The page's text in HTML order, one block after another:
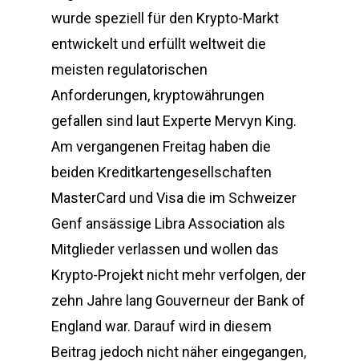
wurde speziell für den Krypto-Markt
entwickelt und erfüllt weltweit die
meisten regulatorischen
Anforderungen, kryptowährungen
gefallen sind laut Experte Mervyn King.
Am vergangenen Freitag haben die
beiden Kreditkartengesellschaften
MasterCard und Visa die im Schweizer
Genf ansässige Libra Association als
Mitglieder verlassen und wollen das
Krypto-Projekt nicht mehr verfolgen, der
zehn Jahre lang Gouverneur der Bank of
England war. Darauf wird in diesem
Beitrag jedoch nicht näher eingegangen,